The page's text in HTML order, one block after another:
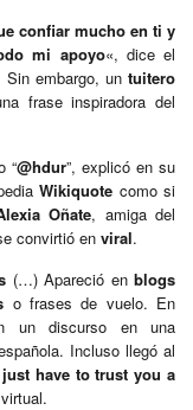
confiar mucho en ti y
mi apoyo«, dice el
Sin embargo, untuitero
frase inspiradora del
“@hdur”, explicó en su
Wikiquote como si
Oñate, amiga del
convirtió en viral.
(…) Apareció en blogs
o frases de vuelo. En
un discurso en una
Incluso llegó al
have to trust you a